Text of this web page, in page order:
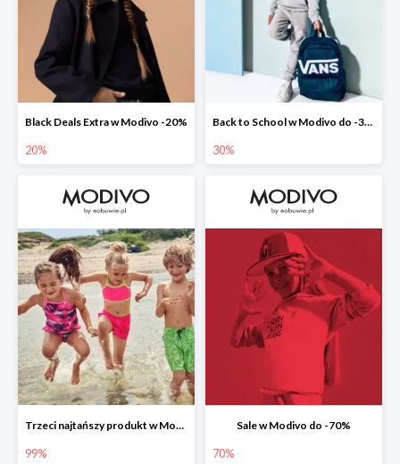
Black Deals Extra w Modivo -20%
20%
Back to School w Modivo do -30%
30%
Trzeci najtańszy produkt w Modivo -99%
99%
Sale w Modivo do -70%
70%